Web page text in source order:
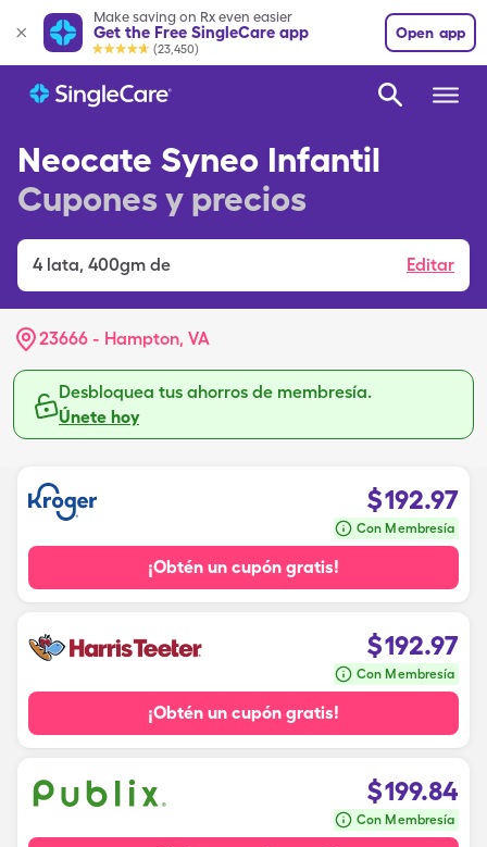
Make saving on Rx even easier
Get the Free SingleCare app
(23,450)
Open app
Neocate Syneo Infantil
Cupones y precios
4 lata, 400gm de Editar
23666 - Hampton, VA
Desbloquea tus ahorros de membresía.
Únete hoy
$192.97
Con Membresía
¡Obtén un cupón gratis!
$192.97
Con Membresía
¡Obtén un cupón gratis!
$199.84
Con Membresía